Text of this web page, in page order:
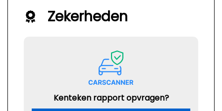
Zekerheden
Kenteken rapport opvragen?